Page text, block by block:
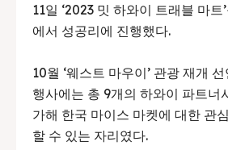
11일 ‘2023 밋 하와이 트래블 마트
에서 성공리에 진행했다.
10월 ‘웨스트 마우이’ 관광 재개
행사에는 총 9개의 하와이 파트너
가해 한국 마이스 마켓에 대한 관
할 수 있는 자리였다.